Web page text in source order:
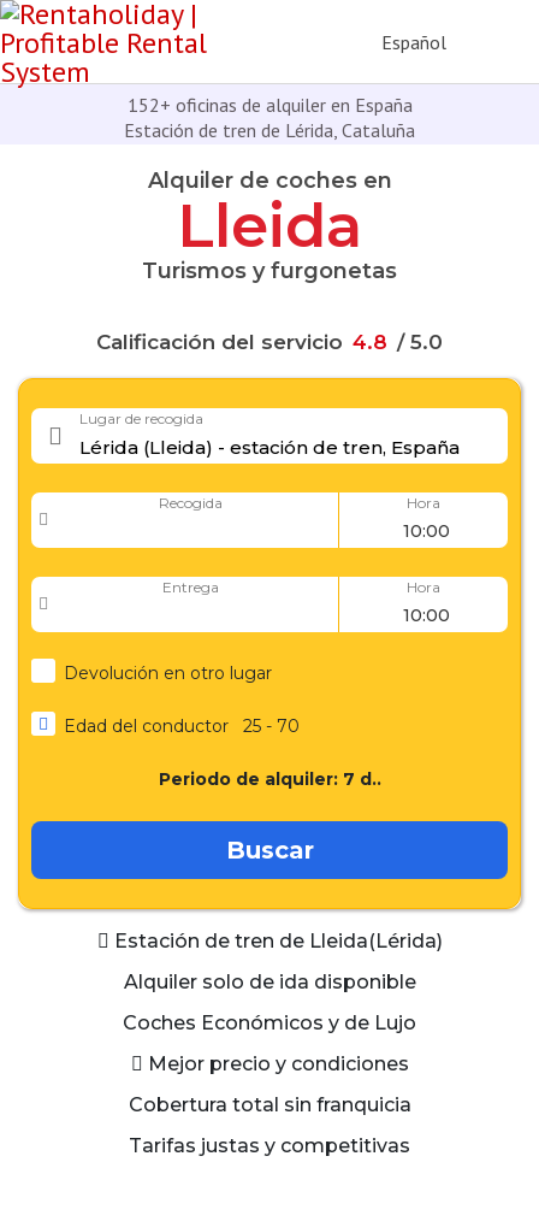
Español
152+ oficinas de alquiler en España
Estación de tren de Lérida, Cataluña
Alquiler de coches en
Lleida
Turismos y furgonetas
Calificación del servicio 4.8 / 5.0
Lugar de recogida
Recogida Hora
Entrega Hora
Devolución en otro lugar
Edad del conductor 25 - 70
Periodo de alquiler: 7 d..
Buscar
Estación de tren de Lleida(Lérida)
Alquiler solo de ida disponible
Coches Económicos y de Lujo
Mejor precio y condiciones
Cobertura total sin franquicia
Tarifas justas y competitivas